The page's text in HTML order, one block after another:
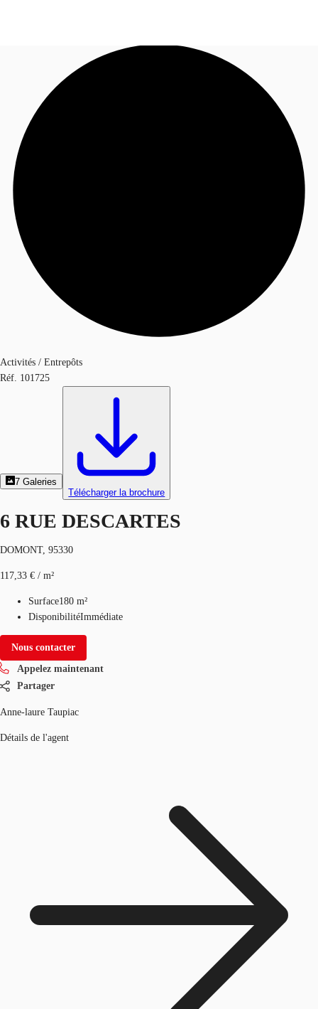
Blog
Données marchés
Appelez maintenant
Activités / Entrepôts
Réf. 101725
7 Galeries
Télécharger la brochure
6 RUE DESCARTES
DOMONT, 95330
117,33 € / m²
Surface180 m²
DisponibilitéImmédiate
Nous contacter
Appelez maintenant
Partager
Anne-laure Taupiac
Détails de l'agent